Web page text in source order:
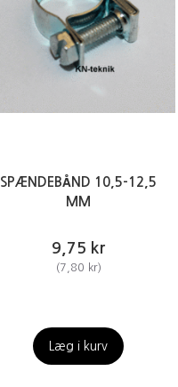
SPÆNDEBÅND 10,5-12,5
MM
9,75 kr
(7,80 kr)
Læg i kurv